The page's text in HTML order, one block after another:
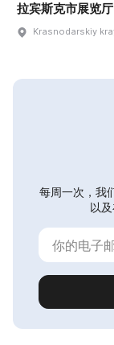
拉宾斯克市展览厅
Krasnodarskiy
每周一次，我
以